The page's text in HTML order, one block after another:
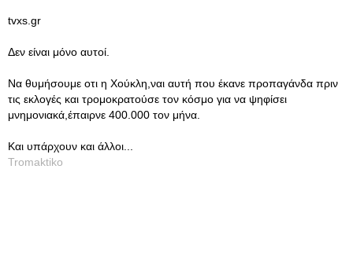
tvxs.gr
Δεν είναι μόνο αυτοί.
Να θυμήσουμε οτι η Χούκλη,ναι αυτή που έκανε προπαγάνδα πριν
τις εκλογές και τρομοκρατούσε τον κόσμο για να ψηφίσει
μνημονιακά,έπαιρνε 400.000 τον μήνα.
Και υπάρχουν και άλλοι...
Tromaktiko